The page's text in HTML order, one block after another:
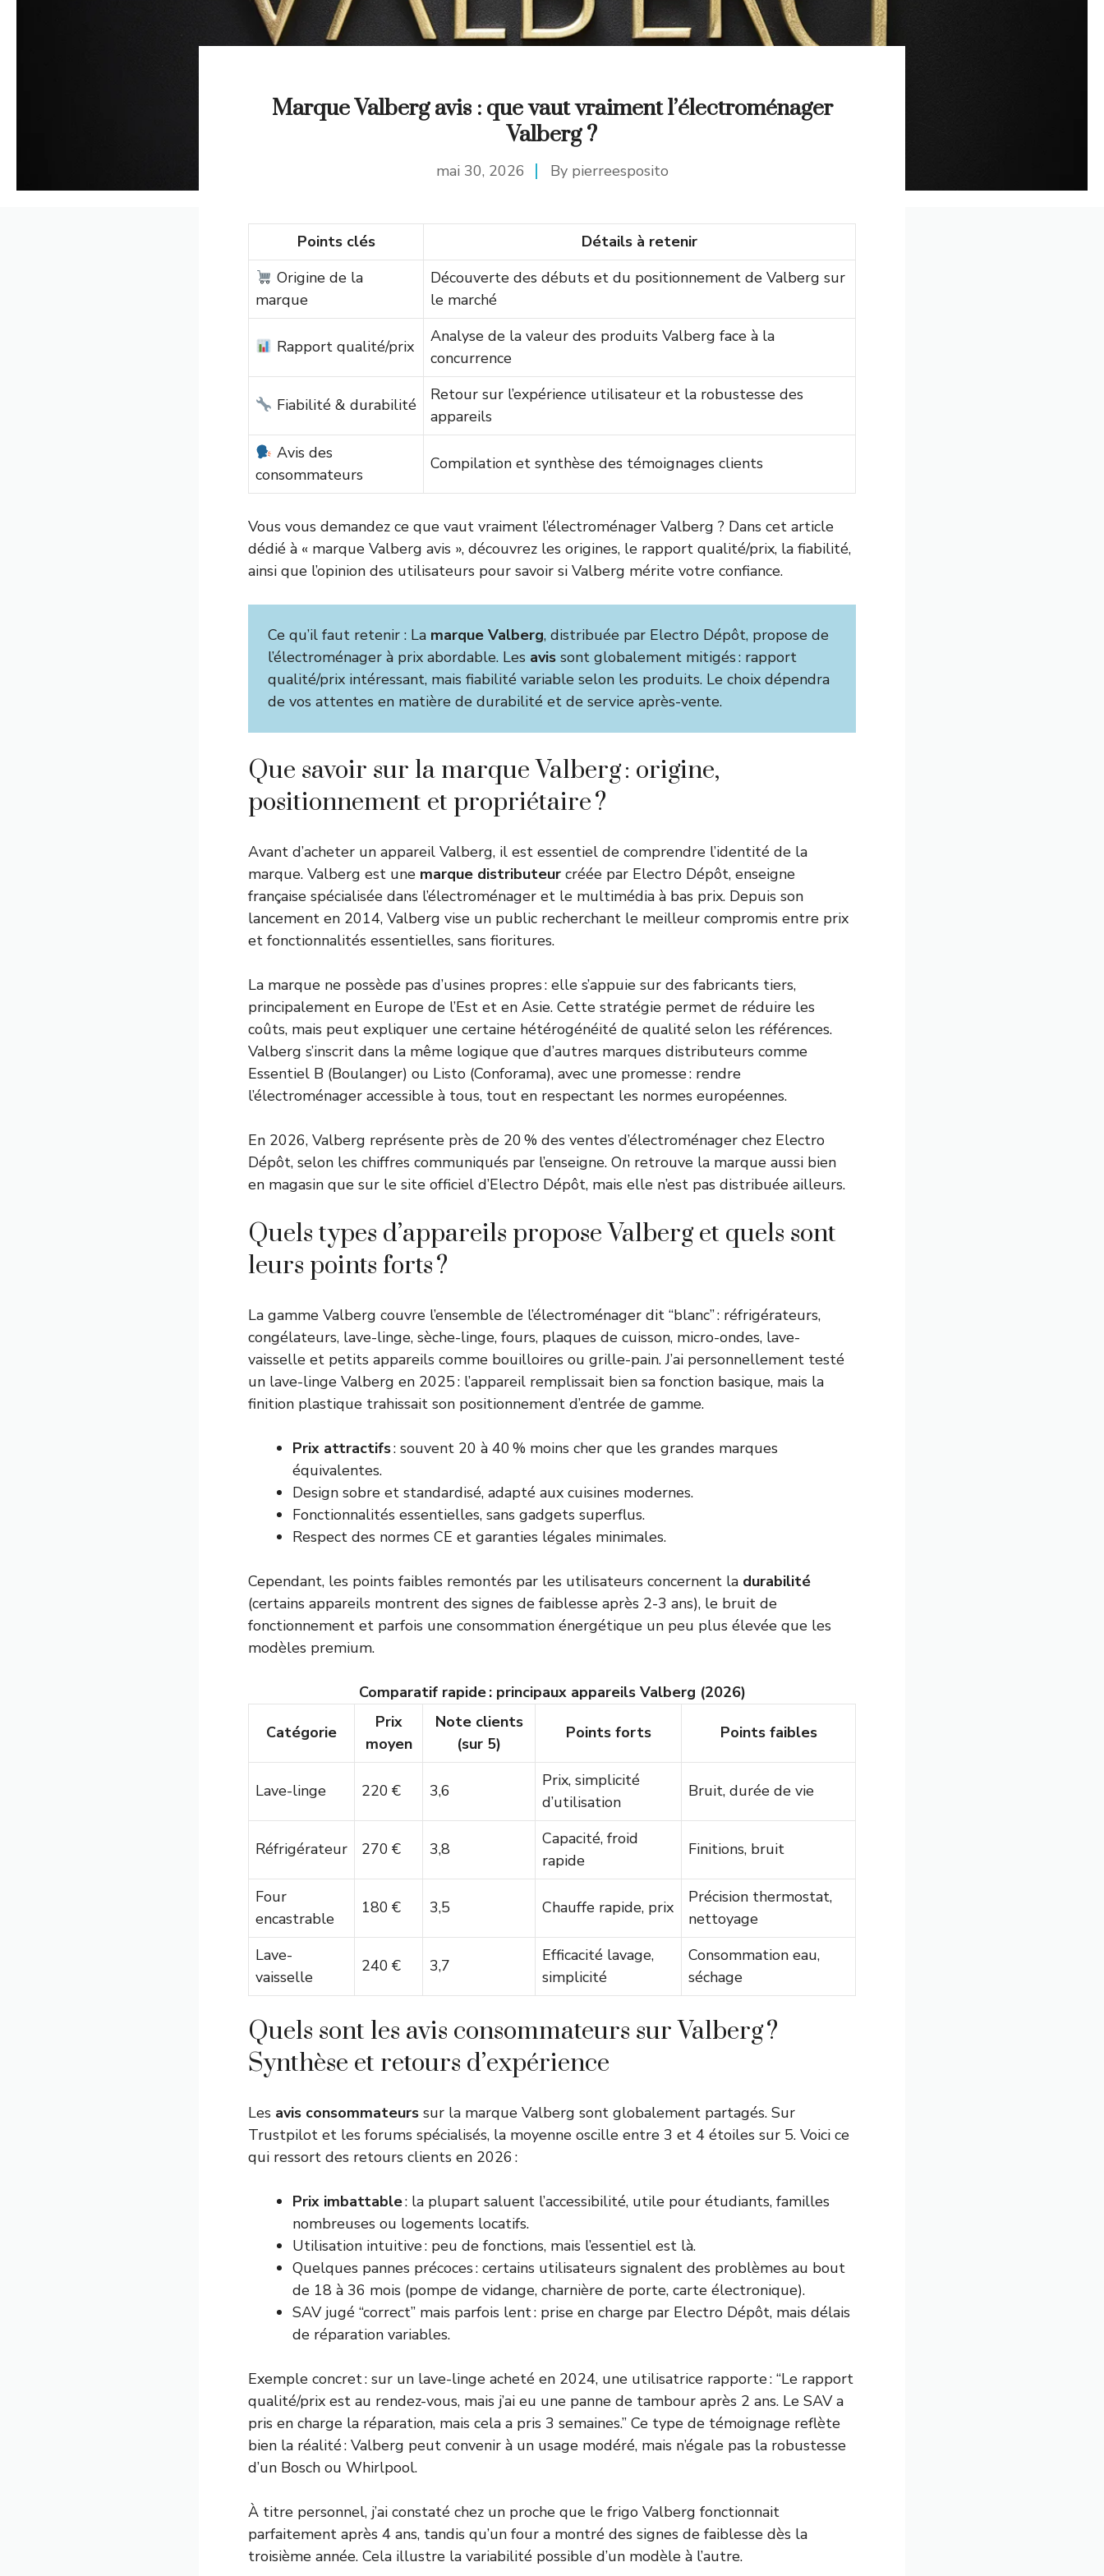
Marque Valberg avis : que vaut vraiment l’électroménager
Valberg ?
mai 30, 2026 By pierreesposito
Points clés
Détails à retenir
Origine de la
marque
Découverte des débuts et du positionnement de Valberg sur
le marché
Rapport qualité/prix
Analyse de la valeur des produits Valberg face à la
concurrence
Fiabilité & durabilité
Retour sur l’expérience utilisateur et la robustesse des
appareils
Avis des
consommateurs
Compilation et synthèse des témoignages clients
Vous vous demandez ce que vaut vraiment l’électroménager Valberg ? Dans cet article
dédié à « marque Valberg avis », découvrez les origines, le rapport qualité/prix, la fiabilité,
ainsi que l’opinion des utilisateurs pour savoir si Valberg mérite votre confiance.
Ce qu’il faut retenir : La marque Valberg, distribuée par Electro Dépôt, propose de
l’électroménager à prix abordable. Les avis sont globalement mitigés : rapport
qualité/prix intéressant, mais fiabilité variable selon les produits. Le choix dépendra
de vos attentes en matière de durabilité et de service après-vente.
Que savoir sur la marque Valberg : origine,
positionnement et propriétaire ?
Avant d’acheter un appareil Valberg, il est essentiel de comprendre l’identité de la
marque. Valberg est une marque distributeur créée par Electro Dépôt, enseigne
française spécialisée dans l’électroménager et le multimédia à bas prix. Depuis son
lancement en 2014, Valberg vise un public recherchant le meilleur compromis entre prix
et fonctionnalités essentielles, sans fioritures.
La marque ne possède pas d’usines propres : elle s’appuie sur des fabricants tiers,
principalement en Europe de l’Est et en Asie. Cette stratégie permet de réduire les
coûts, mais peut expliquer une certaine hétérogénéité de qualité selon les références.
Valberg s’inscrit dans la même logique que d’autres marques distributeurs comme
Essentiel B (Boulanger) ou Listo (Conforama), avec une promesse : rendre
l’électroménager accessible à tous, tout en respectant les normes européennes.
En 2026, Valberg représente près de 20 % des ventes d’électroménager chez Electro
Dépôt, selon les chiffres communiqués par l’enseigne. On retrouve la marque aussi bien
en magasin que sur le site officiel d’Electro Dépôt, mais elle n’est pas distribuée ailleurs.
Quels types d’appareils propose Valberg et quels sont
leurs points forts ?
La gamme Valberg couvre l’ensemble de l’électroménager dit “blanc” : réfrigérateurs,
congélateurs, lave-linge, sèche-linge, fours, plaques de cuisson, micro-ondes, lave-
vaisselle et petits appareils comme bouilloires ou grille-pain. J’ai personnellement testé
un lave-linge Valberg en 2025 : l’appareil remplissait bien sa fonction basique, mais la
finition plastique trahissait son positionnement d’entrée de gamme.
Prix attractifs: souvent 20 à 40 % moins cher que les grandes marques
équivalentes.
Design sobre et standardisé, adapté aux cuisines modernes.
Fonctionnalités essentielles, sans gadgets superflus.
Respect des normes CE et garanties légales minimales.
Cependant, les points faibles remontés par les utilisateurs concernent la durabilité
(certains appareils montrent des signes de faiblesse après 2-3 ans), le bruit de
fonctionnement et parfois une consommation énergétique un peu plus élevée que les
modèles premium.
Comparatif rapide : principaux appareils Valberg (2026)
Catégorie
Prix
moyen
Note clients
(sur 5)
Points forts Points faibles
Lave-linge 220 € 3,6
Prix, simplicité
d’utilisation
Bruit, durée de vie
Réfrigérateur 270 € 3,8
Capacité, froid
rapide
Finitions, bruit
Four
encastrable
180 € 3,5 Chauffe rapide, prix
Précision thermostat,
nettoyage
Lave-
vaisselle
240 € 3,7
Efficacité lavage,
simplicité
Consommation eau,
séchage
Quels sont les avis consommateurs sur Valberg ?
Synthèse et retours d’expérience
Les avis consommateurs sur la marque Valberg sont globalement partagés. Sur
Trustpilot et les forums spécialisés, la moyenne oscille entre 3 et 4 étoiles sur 5. Voici ce
qui ressort des retours clients en 2026 :
Prix imbattable: la plupart saluent l’accessibilité, utile pour étudiants, familles
nombreuses ou logements locatifs.
Utilisation intuitive : peu de fonctions, mais l’essentiel est là.
Quelques pannes précoces : certains utilisateurs signalent des problèmes au bout
de 18 à 36 mois (pompe de vidange, charnière de porte, carte électronique).
SAV jugé “correct” mais parfois lent : prise en charge par Electro Dépôt, mais délais
de réparation variables.
Exemple concret : sur un lave-linge acheté en 2024, une utilisatrice rapporte : “Le rapport
qualité/prix est au rendez-vous, mais j’ai eu une panne de tambour après 2 ans. Le SAV a
pris en charge la réparation, mais cela a pris 3 semaines.” Ce type de témoignage reflète
bien la réalité : Valberg peut convenir à un usage modéré, mais n’égale pas la robustesse
d’un Bosch ou Whirlpool.
À titre personnel, j’ai constaté chez un proche que le frigo Valberg fonctionnait
parfaitement après 4 ans, tandis qu’un four a montré des signes de faiblesse dès la
troisième année. Cela illustre la variabilité possible d’un modèle à l’autre.